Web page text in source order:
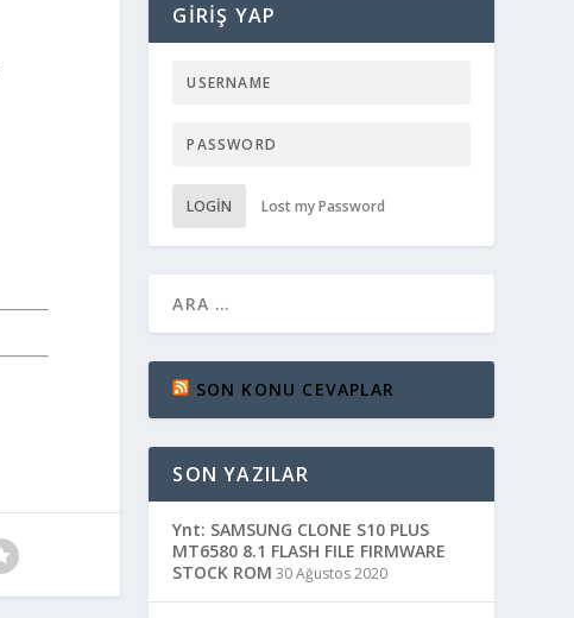
GIRIŞ YAP
LOGIN Lost my Password
SON KONU CEVAPLAR
SON YAZILAR
Ynt: SAMSUNG CLONE S10 PLUS
MT6580 8.1 FLASH FILE FIRMWARE
STOCK ROM 30 Ağustos 2020